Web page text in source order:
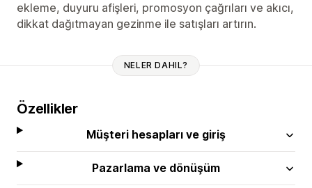
ekleme, duyuru afişleri, promosyon çağrıları ve akıcı,
dikkat dağıtmayan gezinme ile satışları artırın.
NELER DAHIL?
Özellikler
Müşteri hesapları ve giriş
Pazarlama ve dönüşüm